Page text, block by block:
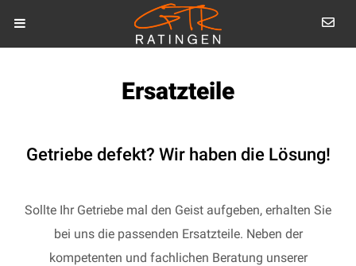
Ersatzteile
Getriebe defekt? Wir haben die Lösung!
Sollte Ihr Getriebe mal den Geist aufgeben, erhalten Sie
bei uns die passenden Ersatzteile. Neben der
kompetenten und fachlichen Beratung unserer